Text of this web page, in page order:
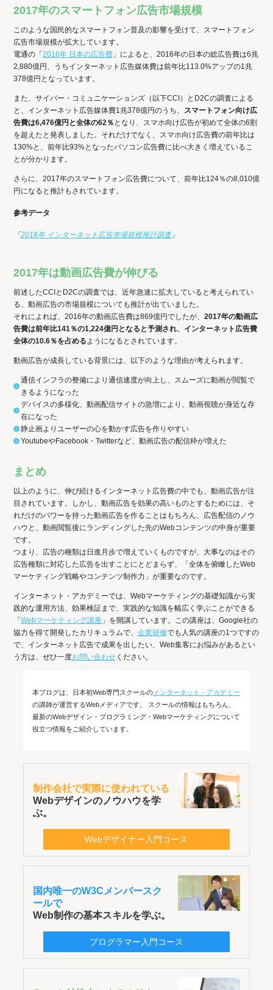
2017年のスマートフォン広告市場規模
このような国民的なスマートフォン普及の影響を受けて、スマートフォン
広告市場規模が拡大しています。
電通の「 2016年 日本の広告費」によると、2016年の日本の総広告費は6兆
2,880億円、うちインターネット広告媒体費は前年比113.0%アップの1兆
378億円となっています。
また、サイバー・コミュニケーションズ（以下CCI）とD2Cの調査による
と、インターネット広告媒体費1兆378億円のうち、 スマートフォン向け広
告費は6,476億円と全体の62％ となり、スマホ向け広告が初めて全体の6割
を超えたと発表しました。それだけでなく、スマホ向け広告費の前年比は
130%と、前年比93%となったパソコン広告費に比べ大きく増えているこ
とが分かります。
さらに、2017年のスマートフォン広告費について、前年比124％の8,010億
円になると推計もされています。
参考データ
「2016年 インターネット広告市場規模推計調査」
2017年は動画広告費が伸びる
前述したCCIとD2Cの調査では、近年急速に拡大していると考えられてい
る、動画広告の市場規模についても推計が出ていました。
それによれば、2016年の動画広告費は869億円でしたが、 2017年の動画広
告費は前年比141％の1,224億円となると予測され、インターネット広告費
全体の10.6％を占めるようになるとされています。
動画広告が成長している背景には、以下のような理由が考えられます。
通信インフラの整備により通信速度が向上し、スムーズに動画が閲覧で
きるようになった
デバイスの多様化、動画配信サイトの急増により、動画視聴が身近な存
在になった
静止画よりユーザーの心を動かす広告を作りやすい
YoutubeやFacebook・Twitterなど、動画広告の配信枠が増えた
まとめ
以上のように、伸び続けるインターネット広告費の中でも、動画広告が注
目されています。しかし、動画広告を効果の高いものとするためには、そ
れだけのパワーを持った動画広告を作ることはもちろん、広告配信のノウ
ハウと、動画閲覧後にランディングした先のWebコンテンツの中身が重要
です。
つまり、広告の種類は日進月歩で増えていくものですが、大事なのはその
広告種類に対応した広告を出すことにとどまらず、「全体を俯瞰したWeb
マーケティング戦略やコンテンツ制作力」が重要なのです。
インターネット・アカデミーでは、Webマーケティングの基礎知識から実
践的な運用方法、効果検証まで、実践的な知識を幅広く学ぶことができる
「 Webマーケティング講座」を開講しています。この講座は、Google社の
協力を得て開発したカリキュラムで、 企業研修でも人気の講座の1つですの
で、インターネット広告で成果を出したい、Web集客にお悩みがあるとい
う方は、ぜひ一度お問い合わせください。
本ブログは、日本初Web専門スクールのインターネット・アカデミー
の講師が運営するWebメディアです。 スクールの情報はもちろん、
最新のWebデザイン・プログラミング・Webマーケティングについて
役立つ情報をご紹介しています。
制作会社で実際に使われている
Webデザインのノウハウを学
ぶ。
Webデザイナー入門コース
国内唯一のW3Cメンバースク
ールで
Web制作の基本スキルを学ぶ。
プログラマー入門コース